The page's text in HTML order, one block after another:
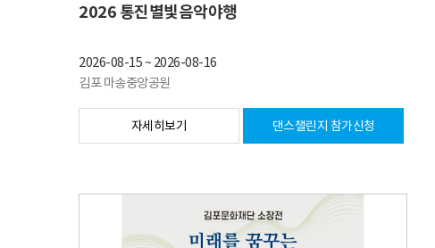
2026 통진별빛음악야행
2026-08-15~ 2026-08-16
김포 마송중앙공원
자세히보기 댄스챌린지 참가신청